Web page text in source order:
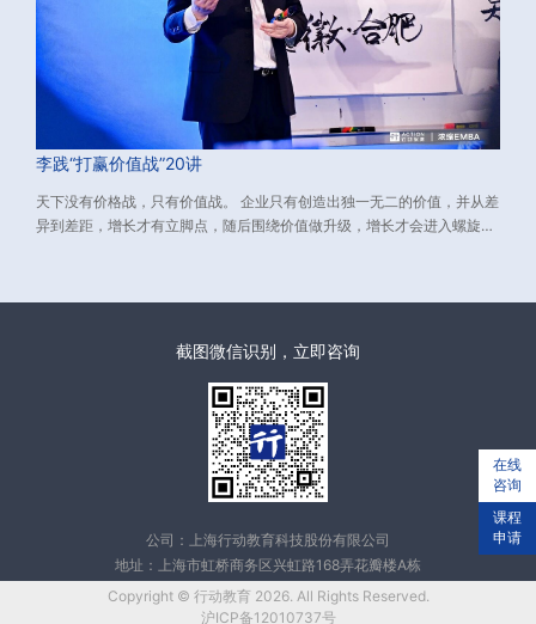
李践“打赢价值战”20讲
天下没有价格战，只有价值战。 企业只有创造出独一无二的价值，并从差
异到差距，增长才有立脚点，随后围绕价值做升级，增长才会进入螺旋上
截图微信识别，立即咨询
公司：上海行动教育科技股份有限公司
地址：上海市虹桥商务区兴虹路168弄花瓣楼A栋
Copyright © 行动教育 2026. All Rights Reserved.
沪ICP备12010737号
在线
咨询
课程
申请